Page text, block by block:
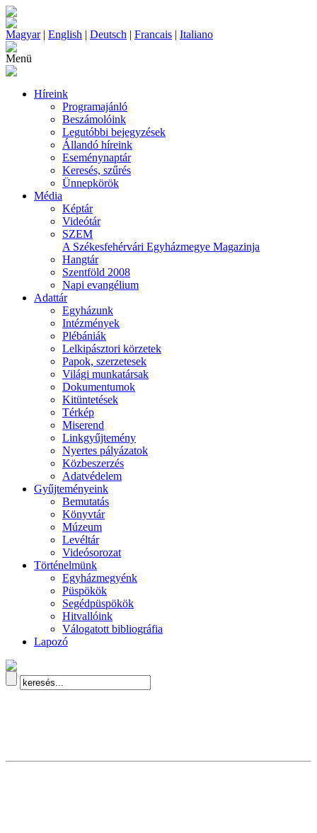
Magyar| English | Deutsch | Francais | Italiano
Menü
Híreink
Programajánló
Beszámolóink
Legutóbbi bejegyzések
Állandó híreink
Eseménynaptár
Keresés, szűrés
Ünnepkörök
Média
Képtár
Videótár
SZEM
A Székesfehérvári Egyházmegye Magazinja
Hangtár
Szentföld 2008
Napi evangélium
Adattár
Egyházunk
Intézmények
Plébániák
Lelkipásztori körzetek
Papok, szerzetesek
Világi munkatársak
Dokumentumok
Kitüntetések
Térkép
Miserend
Linkgyűjtemény
Nyertes pályázatok
Közbeszerzés
Adatvédelem
Gyűjteményeink
Bemutatás
Könyvtár
Múzeum
Levéltár
Videósorozat
Történelmünk
Egyházmegyénk
Püspökök
Segédpüspökök
Hitvallóink
Válogatott bibliográfia
Lapozó